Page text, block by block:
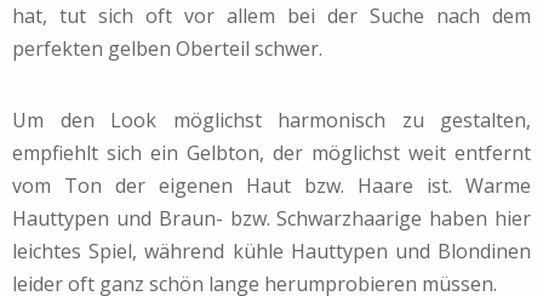
hat, tut sich oft vor allem bei der Suche nach dem
perfekten gelben Oberteil schwer.
Um den Look möglichst harmonisch zu gestalten,
empfiehlt sich ein Gelbton, der möglichst weit entfernt
vom Ton der eigenen Haut bzw. Haare ist. Warme
Hauttypen und Braun- bzw. Schwarzhaarige haben hier
leichtes Spiel, während kühle Hauttypen und Blondinen
leider oft ganz schön lange herumprobieren müssen.